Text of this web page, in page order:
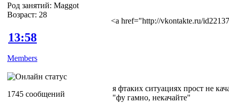
Род занятий: Maggot
Возраст: 28
<a href="http://vkontakte.ru/
13:58
Members
1745 сообщений
я фтаких ситуациях прост не
"фу гамно, некачайте"